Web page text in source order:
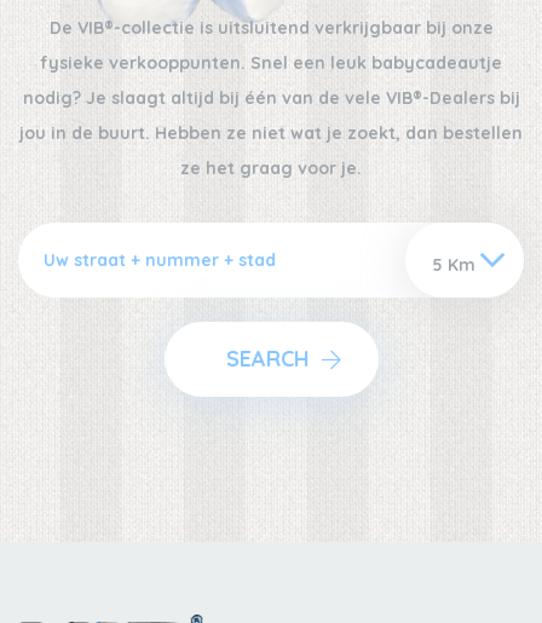
De VIB®-collectie is uitsluitend verkrijgbaar bij onze
fysieke verkooppunten. Snel een leuk babycadeautje
nodig? Je slaagt altijd bij één van de vele VIB®-Dealers bij
jou in de buurt. Hebben ze niet wat je zoekt, dan bestellen
ze het graag voor je.
SEARCH